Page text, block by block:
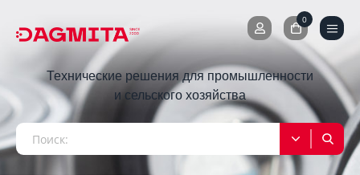
0
0
Технические решения для промышленности
и сельского хозяйства